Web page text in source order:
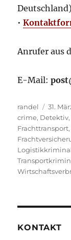
•
Anrufer aus
E-Mail:
Autor
randel
am
31.
crime, Detektiv,
Frachttransport,
KONTAKT